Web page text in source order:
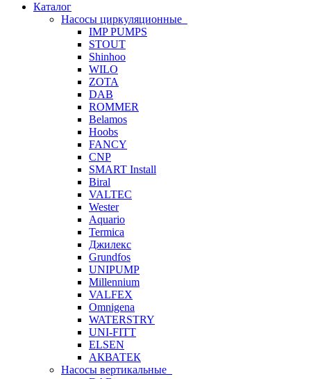
Каталог
Насосы циркуляционные
IMP PUMPS
STOUT
Shinhoo
WILO
ZOTA
DAB
ROMMER
Belamos
Hoobs
FANCY
CNP
SMART Install
Biral
VALTEC
Wester
Aquario
Termica
Джилекс
Grundfos
UNIPUMP
Millennium
VALFEX
Omnigena
WATERSTRY
UNI-FITT
ELSEN
АКВАТЕК
Насосы вертикальные